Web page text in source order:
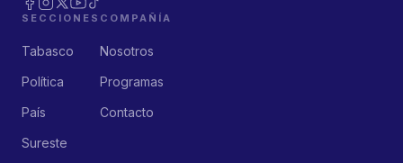
SECCIONES
Tabasco
Política
País
Sureste
COMPAÑÍA
Nosotros
Programas
Contacto